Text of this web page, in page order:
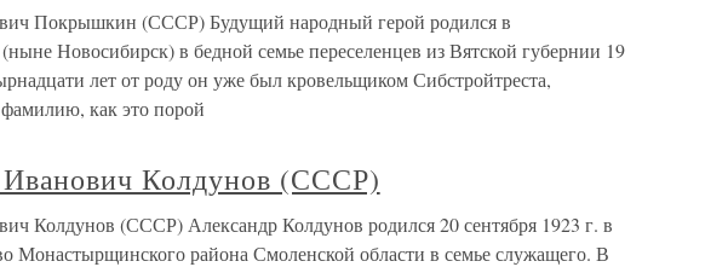
Покрышкин (СССР) Будущий народный герой родился в
Новосибирск) в бедной семье переселенцев из Вятской губернии 19
лет от роду он уже был кровельщиком Сибстройтреста,
как это порой
Колдунов (СССР)
Колдунов (СССР) Александр Колдунов родился 20 сентября 1923 г. в
Монастырщинского района Смоленской области в семье служащего. В